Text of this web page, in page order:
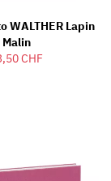
WALTHER Lapin
Malin
CHF